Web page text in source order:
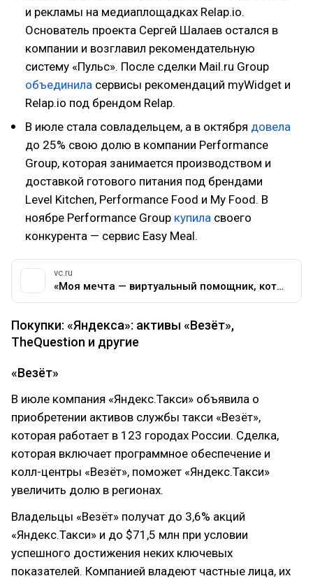
и рекламы на медиаплощадках Relap.io.
Основатель проекта Сергей Шалаев остался в
компании и возглавил рекомендательную
систему «Пульс». После сделки Mail.ru Group
объединила сервисы рекомендаций myWidget и
Relap.io под брендом Relap.
В июле стала совладельцем, а в октября довела
до 25% свою долю в компании Performance
Group, которая занимается производством и
доставкой готового питания под брендами
Level Kitchen, Performance Food и My Food. В
ноябре Performance Group купила своего
конкурента — сервис Easy Meal.
vc.ru
«Моя мечта — виртуальный помощник, который избавит от необходимости искать»: главное из интервью главы Mail.ru Group — Сервисы на vc.ru
Покупки: «Яндекса»: активы «Везёт»,
TheQuestion и другие
«Везёт»
В июле компания «Яндекс.Такси» объявила о
приобретении активов службы такси «Везёт»,
которая работает в 123 городах России. Сделка,
которая включает программное обеспечение и
колл-центры «Везёт», поможет «Яндекс.Такси»
увеличить долю в регионах.
Владельцы «Везёт» получат до 3,6% акций
«Яндекс.Такси» и до $71,5 млн при условии
успешного достижения неких ключевых
показателей. Компанией владеют частные лица, их